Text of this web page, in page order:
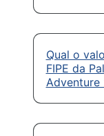
Qual o
FIPE da
Adventure